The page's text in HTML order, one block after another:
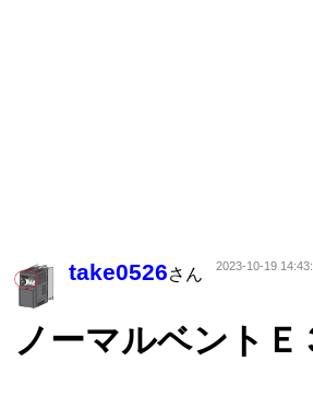
take0526さん 2023-10-19
ノーマルベントＥ